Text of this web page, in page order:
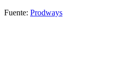
Fuente: Prodways